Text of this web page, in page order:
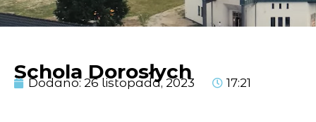
Schola Dorosłych
Dodano:26 listopada, 2023 17:21